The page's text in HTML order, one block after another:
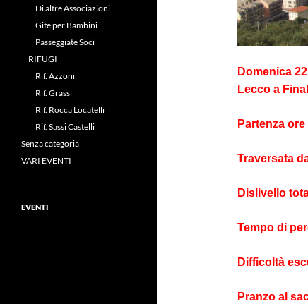
Domenica
Lecco a
Partenza
Traversata
Dislivello
Tempo di
Difficoltà
Pranzo al
Di altre Associazioni
Gite per Bambini
Passeggiate Soci
RIFUGI
Rif. Azzoni
Rif. Grassi
Rif. Rocca Locatelli
Rif. Sassi Castelli
Senza categoria
VARI EVENTI
EVENTI